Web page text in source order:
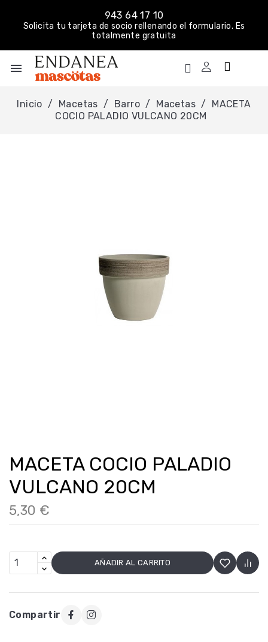
943 64 17 10
Solicita tu tarjeta de socio rellenando el formulario. Es
totalmente gratuita
menu
Inicio Macetas Barro Macetas
MACETA
COCIO PALADIO VULCANO 20CM
MACETA COCIO PALADIO
VULCANO 20CM
5,30 €
AÑADIR AL CARRITO
Compartir